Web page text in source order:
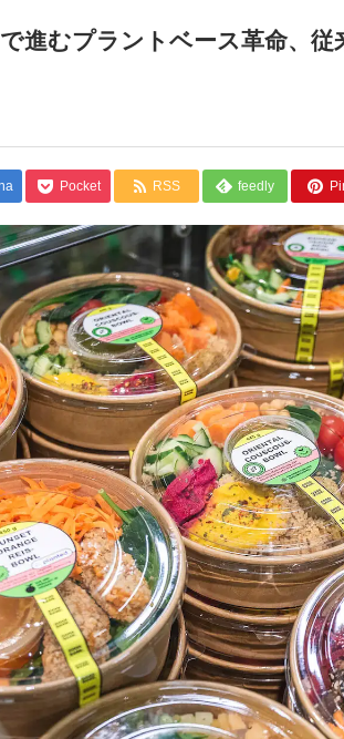
進むプラントベース革命、
Pocket RSS feedly